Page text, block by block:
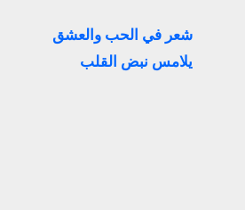
شعر في الحب والعشق
يلامس نبض القلب